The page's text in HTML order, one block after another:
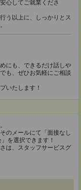
心してご就業くださ
う以上に、しっかりとス
にも、できるだけ話しや
も、ぜひお気軽にご相談
いたします！
のメールにて「面接なし
を選択できます！
は、スタッフサービスグ